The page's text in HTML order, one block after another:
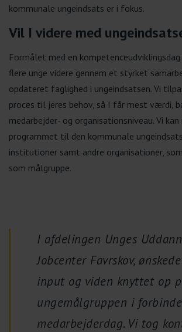
kommunale ungeindsats er i fokus.
Vil I videre med
Formålet med en
flere unge videre gennem et styrket
opdateret faglighed i ungeindsatsen. Vi
proces til jeres behov, så I får mest værdi,
medarbejder- og organisationsniveau. Vi
programmet til den kommunale
institutioner samt andre organisationer,
som målgruppe.
I afdelingen Unges
Jobcenter Favrskov,
input og viden knyttet op
ungemålgruppen i
medarbejderdag. Vi tog